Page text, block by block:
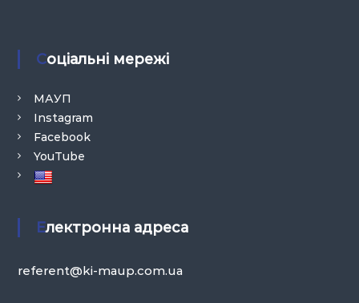
Соціальні мережі
МАУП
Instagram
Facebook
YouTube
Електронна адреса
referent@ki-maup.com.ua